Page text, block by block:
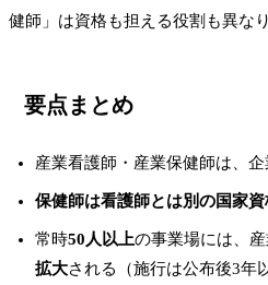
健師」は資格も担える役割も異な
要点まとめ
産業看護師・産業保健師は、
保健師は看護師とは別の国家資
常時50人以上の事業場には、
拡大される（施行は公布後3年